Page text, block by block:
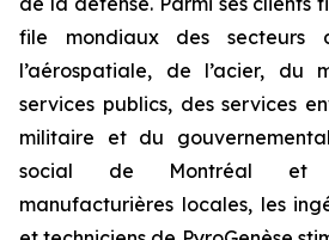
file mondiaux des secteurs
l’aérospatiale, de l’acier, du
services publics, des services
militaire et du
social de Montréal et
manufacturières locales, les